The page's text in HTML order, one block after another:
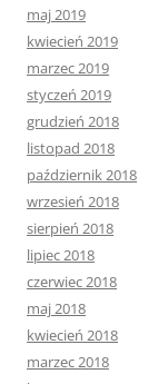
maj 2019
kwiecień 2019
marzec 2019
styczeń 2019
grudzień 2018
listopad 2018
październik 2018
wrzesień 2018
sierpień 2018
lipiec 2018
czerwiec 2018
maj 2018
kwiecień 2018
marzec 2018